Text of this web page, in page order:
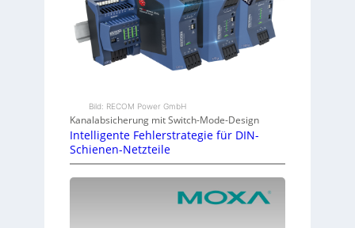
Bild: RECOM Power GmbH
Kanalabsicherung mit Switch-Mode-Design
Intelligente Fehlerstrategie für DIN-
Schienen-Netzteile